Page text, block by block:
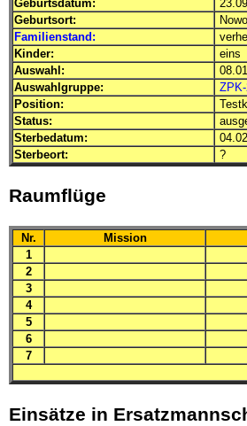
Geburtsdatum:
Geburtsort:
Familienstand:
Kinder:
eins
Auswahl:
Auswahlgruppe:
Position:
Status:
Sterbedatum:
Sterbeort:
?
Raumflüge
Nr. Mission
1
2
3
4
5
6
7
Einsätze in